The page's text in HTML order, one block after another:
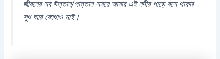
জীবনের সব উত্তান/পাত্তান সময়ে আমার এই নদীর পাড়ে বসে থাকার
সুখ আর কোথাও নাই।